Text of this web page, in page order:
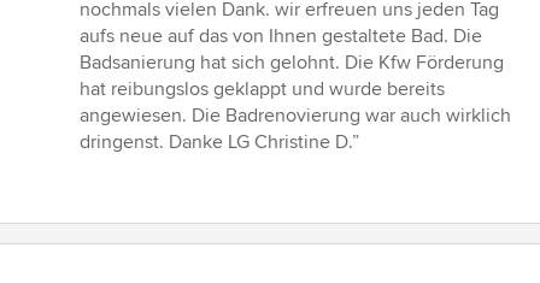
von
5
Sternen
nochmals vielen Dank. wir erfreuen uns jeden Tag
aufs neue auf das von Ihnen gestaltete Bad. Die
Badsanierung hat sich gelohnt. Die Kfw Förderung
hat reibungslos geklappt und wurde bereits
angewiesen. Die Badrenovierung war auch wirklich
dringenst. Danke LG Christine D.”